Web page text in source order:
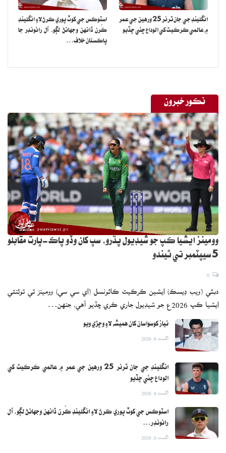
انگلينڊ جي جان ٽرنر 25 ورهين جي عمر
۾ عالمي ڪرڪيٽ کي الوداع چئي ڇڏيو
اسٽوڪس جي کوٽ پوري ڪرڻ لاءِ انگلينڊ
ڪُرن ڏانهن وجهائڻ لڳو، آل رائونڊر جا
پاڪستان خلاف…
نڪور خبرون
وومينز ايشيا ڪپ جو شيڊيول پڌرو، سڀ کان وڏو پاڪ-ڀارت مقابلو
5 سيپٽمبر تي ٿيندو
دبئي (ويب ڊيسڪ) ايشين ڪرڪيٽ ڪائونسل (اي سي سي) وومينز ٽي ٽوئنٽي
ايشيا ڪپ 2026ع جو شيڊيول جاري ڪري ڇڏيو آهي، جنهن…
نياز کوسواسان کان هميشه لاءِ وڇڙي ويو
اگست 6, 2026
انگلينڊ جي جان ٽرنر 25 ورهين جي عمر ۾ عالمي ڪرڪيٽ کي
الوداع چئي ڇڏيو
اگست 6, 2026
اسٽوڪس جي کوٽ پوري ڪرڻ لاءِ انگلينڊ ڪُرن ڏانهن وجهائڻ لڳو، آل
رائونڊر…
اگست 6, 2026